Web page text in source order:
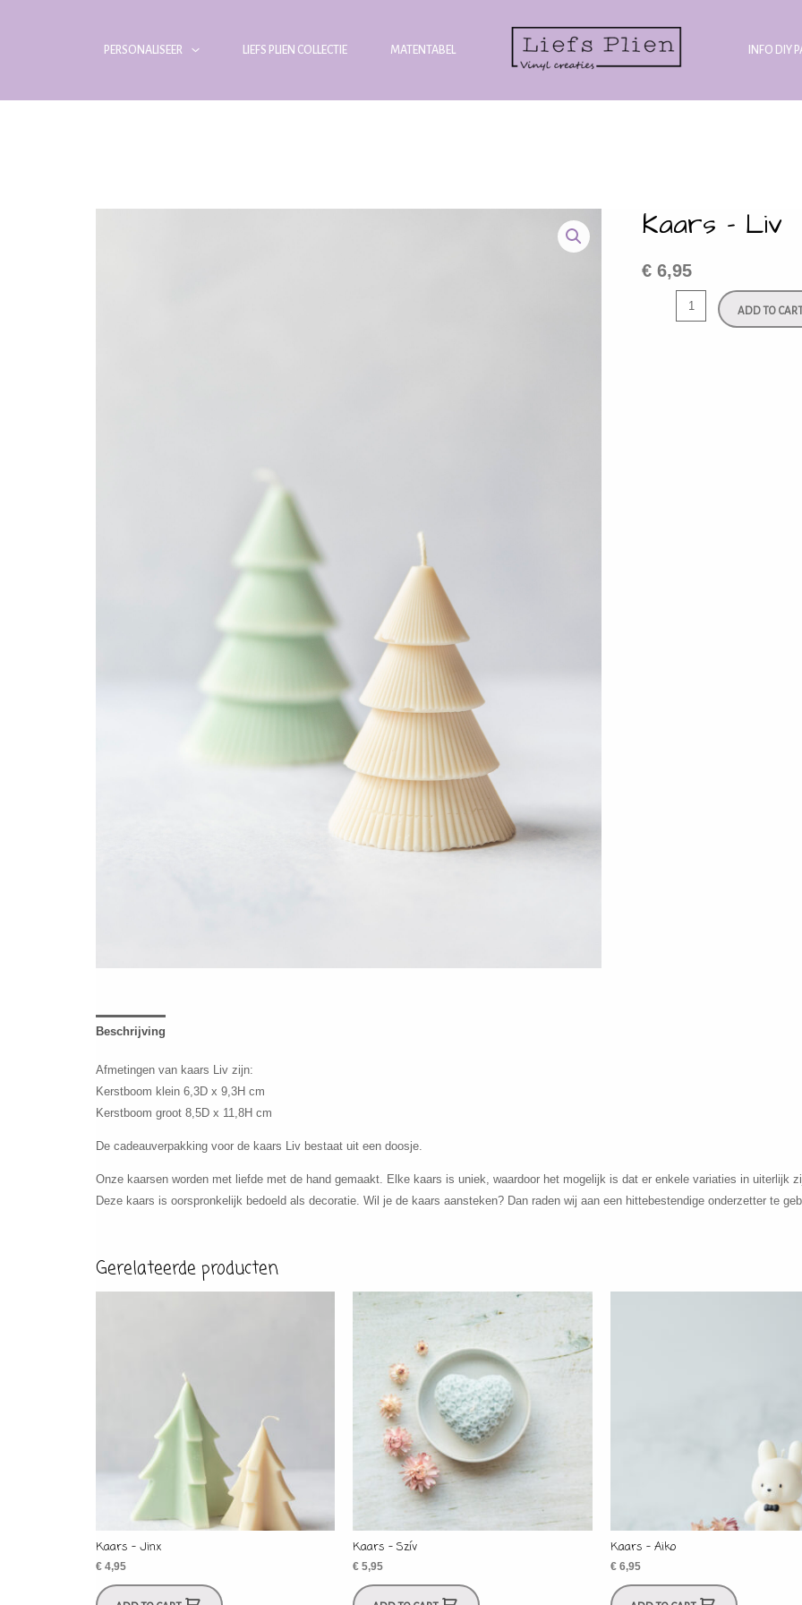
PERSONALISEER LIEFS PLIEN COLLECTIE MATENTABEL INFO DIY
Kaars – Liv
€ 6,95
ADD TO CART
Beschrijving
Afmetingen van kaars Liv zijn:
Kerstboom klein 6,3D x 9,3H cm
Kerstboom groot 8,5D x 11,8H cm
De cadeauverpakking voor de kaars Liv bestaat uit een doosje.
Onze kaarsen worden met liefde met de hand gemaakt. Elke kaars is uniek, waardoor het mogelijk is dat er enkele variaties in uiterlijk
Deze kaars is oorspronkelijk bedoeld als decoratie. Wil je de kaars aansteken? Dan raden wij aan een hittebestendige onderzetter te
Gerelateerde producten
Kaars – Jinx
€4,95
Kaars – Szív
€ 5,95
Kaars – Aiko
€6,95